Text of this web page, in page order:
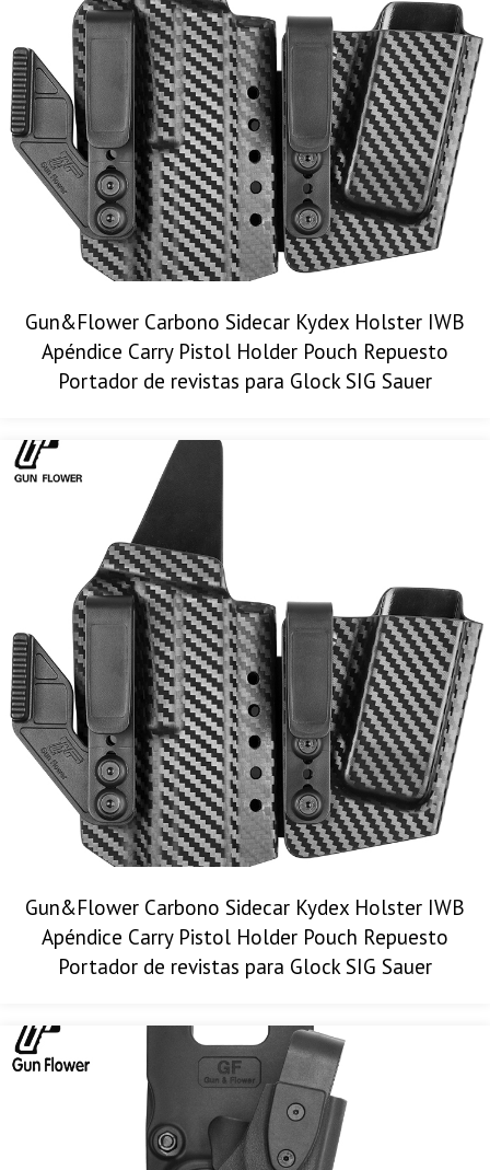
Gun&Flower Carbono Sidecar Kydex Holster IWB
Apéndice Carry Pistol Holder Pouch Repuesto
Portador de revistas para Glock SIG Sauer
Gun&Flower Carbono Sidecar Kydex Holster IWB
Apéndice Carry Pistol Holder Pouch Repuesto
Portador de revistas para Glock SIG Sauer